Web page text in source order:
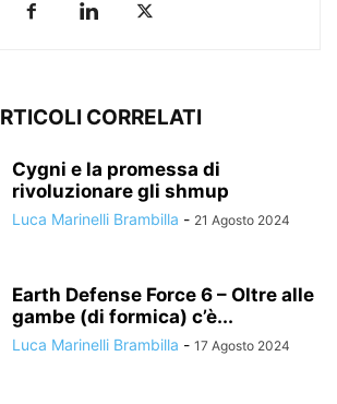
CORRELATI
Cygni e la promessa di
rivoluzionare gli shmup
Luca Marinelli Brambilla - 21 Agosto 2024
Earth Defense Force 6 – Oltre alle
gambe (di formica) c’è...
Luca Marinelli Brambilla - 17 Agosto 2024